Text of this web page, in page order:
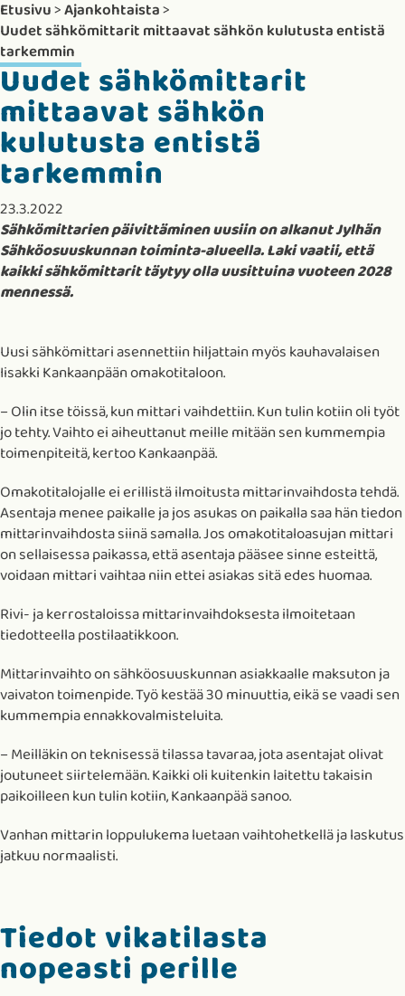
Etusivu>Ajankohtaista>
Uudet sähkömittarit mittaavat sähkön kulutusta entistä
tarkemmin
Uudet sähkömittarit
mittaavat sähkön
kulutusta entistä
tarkemmin
23.3.2022
Sähkömittarien päivittäminen uusiin on alkanut Jylhän
Sähköosuuskunnan toiminta-alueella. Laki vaatii, että
kaikki sähkömittarit täytyy olla uusittuina vuoteen 2028
mennessä.
Uusi sähkömittari asennettiin hiljattain myös kauhavalaisen
Iisakki Kankaanpään omakotitaloon.
– Olin itse töissä, kun mittari vaihdettiin. Kun tulin kotiin oli työt
jo tehty. Vaihto ei aiheuttanut meille mitään sen kummempia
toimenpiteitä, kertoo Kankaanpää.
Omakotitalojalle ei erillistä ilmoitusta mittarinvaihdosta tehdä.
Asentaja menee paikalle ja jos asukas on paikalla saa hän tiedon
mittarinvaihdosta siinä samalla. Jos omakotitaloasujan mittari
on sellaisessa paikassa, että asentaja pääsee sinne esteittä,
voidaan mittari vaihtaa niin ettei asiakas sitä edes huomaa.
Rivi- ja kerrostaloissa mittarinvaihdoksesta ilmoitetaan
tiedotteella postilaatikkoon.
Mittarinvaihto on sähköosuuskunnan asiakkaalle maksuton ja
vaivaton toimenpide. Työ kestää 30 minuuttia, eikä se vaadi sen
kummempia ennakkovalmisteluita.
– Meilläkin on teknisessä tilassa tavaraa, jota asentajat olivat
joutuneet siirtelemään. Kaikki oli kuitenkin laitettu takaisin
paikoilleen kun tulin kotiin, Kankaanpää sanoo.
Vanhan mittarin loppulukema luetaan vaihtohetkellä ja laskutus
jatkuu normaalisti.
Tiedot vikatilasta
nopeasti perille